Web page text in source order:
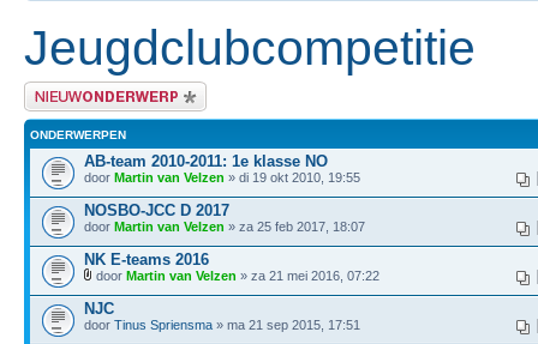
Jeugdclubcompetitie
Plaats een nieuw bericht
ONDERWERPEN
AB-team 2010-2011: 1e klasse NO
door Martin van Velzen » di 19 okt 2010, 19:55
NOSBO-JCC D 2017
door Martin van Velzen » za 25 feb 2017, 18:07
NK E-teams 2016
door Martin van Velzen » za 21 mei 2016, 07:22
NJC
door Tinus Spriensma » ma 21 sep 2015, 17:51